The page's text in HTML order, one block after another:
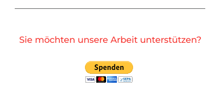
Sie möchten unsere Arbeit unterstützen?